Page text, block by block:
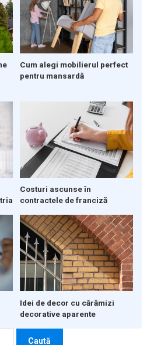
Cum alegi mobilierul perfect
pentru mansardă
Costuri ascunse în
contractele de franciză
Idei de decor cu cărămizi
decorative aparente